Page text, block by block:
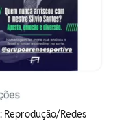
Reprodução/Redes